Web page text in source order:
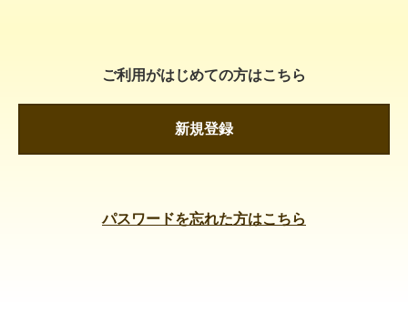
ご利用がはじめての方はこちら
新規登録
パスワードを忘れた方はこちら